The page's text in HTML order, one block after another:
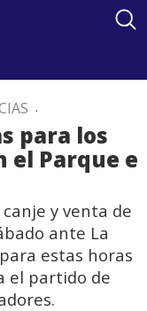
.
para los
el Parque e
y venta de
ante La
estas horas
el partido de